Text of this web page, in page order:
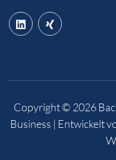
Copyright © 2026
Business | Entwickelt